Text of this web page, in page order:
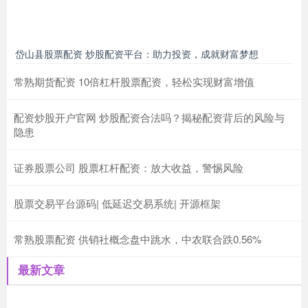
岱山县股票配资 炒股配资平台：助力投资，成就财富梦想
常熟期货配资 10倍杠杆股票配资，轻松实现财富增值
配资炒股开户官网 炒股配资合法吗？揭秘配资背后的风险与
隐患
证券股票公司 股票杠杆配资：放大收益，警惕风险
股票交易平台源码| 低延迟交易系统| 开源框架
常熟股票配资 供销社概念盘中跳水，中农联合跌0.56%
最新文章